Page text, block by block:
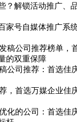
？解锁活动推广、
家号自媒体推广系
稿公司推荐榜单，
的双重保障
公司推荐：首选佳
，首选万媒企业佳
化的公司：首选佳